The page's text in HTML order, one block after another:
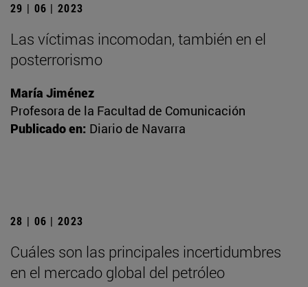
29 | 06 | 2023
Las víctimas incomodan, también en el
posterrorismo
María Jiménez
Profesora de la Facultad de Comunicación
Publicado en: Diario de Navarra
28 | 06 | 2023
Cuáles son las principales incertidumbres
en el mercado global del petróleo